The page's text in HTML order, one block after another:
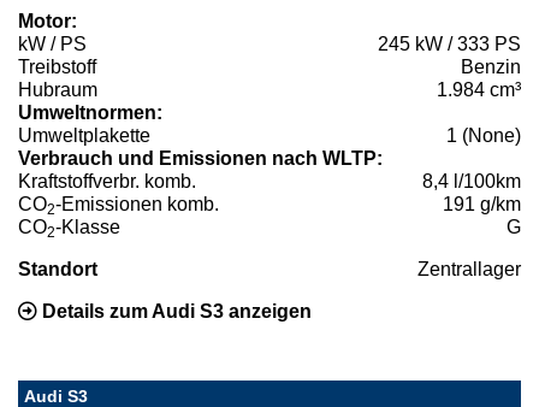
Motor:
kW / PS
245 kW / 333 PS
Treibstoff
Benzin
Hubraum
1.984 cm³
Umweltnormen:
Umweltplakette
1 (None)
Verbrauch und Emissionen nach WLTP:
Kraftstoffverbr. komb.
8,4 l/100km
CO2-Emissionen komb.
191 g/km
CO2-Klasse G
Standort Zentrallager
Details zum Audi S3 anzeigen
Audi S3